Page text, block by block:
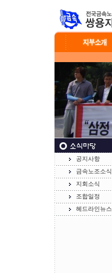
공지사항
금속노조소식
지회소식
조합일정
헤드라인뉴스